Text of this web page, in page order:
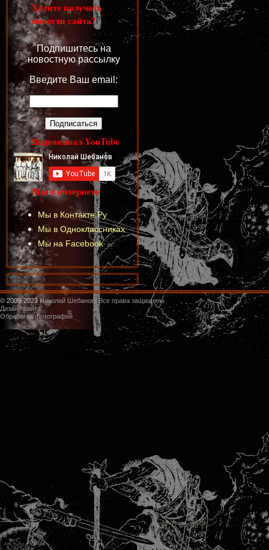
Хотите получать
новости сайта?
Подпишитесь на
новостную рассылку
Введите Ваш email:
Видеоканал YouTube
Мы в интернете
Мы в Контакте.Ру
Мы в Одноклассниках
Мы на Facebook
© 2009-2023Николай Шебанов. Все права защищены
Дизайн сайта
Обработка фотографий